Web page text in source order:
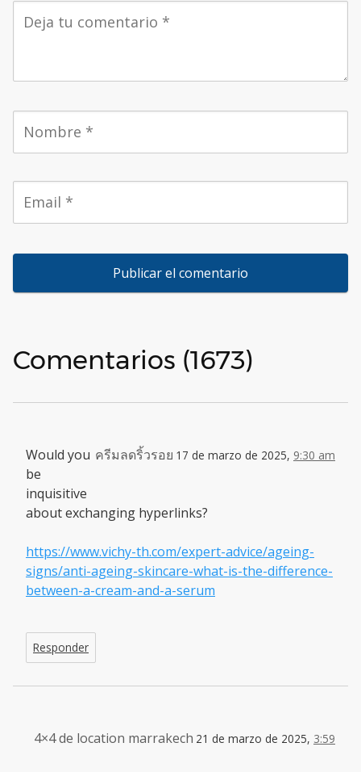
Comentarios (1673)
ครีมลดริ้วรอย 17 de marzo de 2025, 9:30 am
Would you
be
inquisitive
about exchanging hyperlinks?
https://www.vichy-th.com/expert-advice/ageing-
signs/anti-ageing-skincare-what-is-the-difference-
between-a-cream-and-a-serum
Responder
4×4 de location marrakech 21 de marzo de 2025, 3:59